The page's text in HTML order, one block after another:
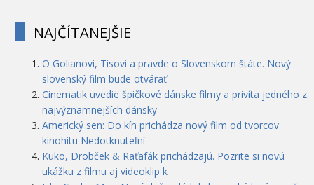
NAJČÍTANEJŠIE
O Golianovi, Tisovi a pravde o Slovenskom štáte. Nový
slovenský film bude otvárať
Cinematik uvedie špičkové dánske filmy a privíta jedného z
najvýznamnejších dánsky
Americký sen: Do kín prichádza nový film od tvorcov
kinohitu Nedotknuteľní
Kuko, Drobček & Raťafák prichádzajú. Pozrite si novú
ukážku z filmu aj videoklip k